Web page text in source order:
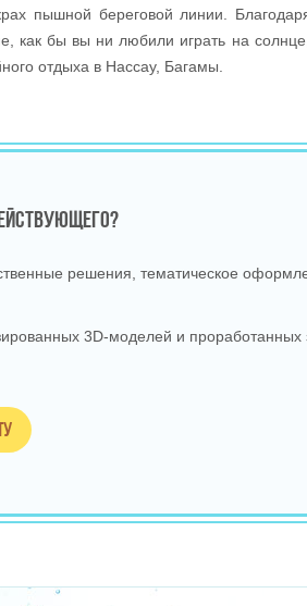
пышной береговой линии.
как бы вы ни любили играть на
отдыха в Нассау, Багамы.
решения, тематическое
3D‑моделей и проработанных